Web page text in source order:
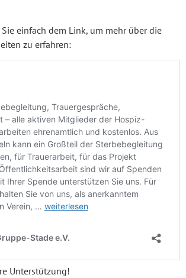
einfach dem Link, um mehr über die
zu erfahren:
Unterstützung!